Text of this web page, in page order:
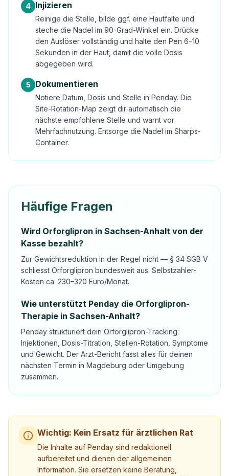
4 Injizieren
Reinige die Stelle, bilde ggf. eine Hautfalte und
steche die Nadel im 90-Grad-Winkel ein. Drücke
den Auslöser vollständig und halte den Pen 6–10
Sekunden in der Haut, damit die volle Dosis
abgegeben wird.
5 Dokumentieren
Notiere Datum, Dosis und Stelle in Penday. Die
Site-Rotation-Map zeigt dir automatisch die
nächste empfohlene Stelle und warnt vor
Mehrfachnutzung. Entsorge die Nadel im Sharps-
Container.
Häufige Fragen
Wird Orforglipron in Sachsen-Anhalt von der
Kasse bezahlt?
Zur Gewichtsreduktion in der Regel nicht — § 34 SGB V
schliesst Orforglipron bundesweit aus. Selbstzahler-
Kosten ca. 230–320 Euro/Monat.
Wie unterstützt Penday die Orforglipron-
Therapie in Sachsen-Anhalt?
Penday strukturiert dein Orforglipron-Tracking:
Injektionen, Dosis-Titration, Stellen-Rotation, Symptome
und Gewicht. Der Arzt-Bericht fasst alles für deinen
nächsten Termin in Magdeburg oder Umgebung
zusammen.
Wichtig: Kein Ersatz für ärztlichen Rat
Die Inhalte auf Penday sind redaktionell
aufbereitet und dienen der allgemeinen
Information. Sie ersetzen keine Beratung,